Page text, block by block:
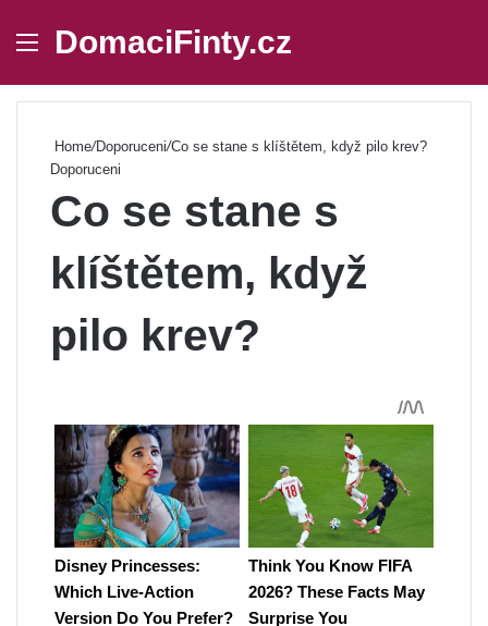
Menu
DomaciFinty.cz
Home/Doporuceni/Co se stane s klíštětem, když pilo krev?
Doporuceni
Co se stane s
klíštětem, když
pilo krev?